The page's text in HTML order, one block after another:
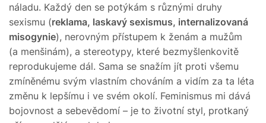
náladu. Každý den se potýkám s různými druhy
sexismu (reklama, laskavý sexismus, internalizovaná
misogynie), nerovným přístupem k ženám a mužům
(a menšinám), a stereotypy, které bezmyšlenkovitě
reprodukujeme dál. Sama se snažím jít proti všemu
zmíněnému svým vlastním chováním a vidím za ta léta
změnu k lepšímu i ve svém okolí. Feminismus mi dává
bojovnost a sebevědomí – je to životní styl, protkaný